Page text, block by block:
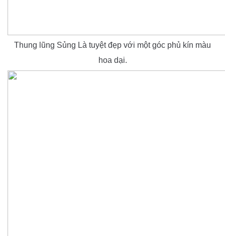
Thung lũng Sủng Là tuyệt đẹp với một góc phủ kín màu
hoa dại.